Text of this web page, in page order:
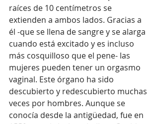
raíces de 10 centímetros se
extienden a ambos lados. Gracias a
él -que se llena de sangre y se alarga
cuando está excitado y es incluso
más cosquilloso que el pene- las
mujeres pueden tener un orgasmo
vaginal. Este órgano ha sido
descubierto y redescubierto muchas
veces por hombres. Aunque se
conocía desde la antigüedad, fue en